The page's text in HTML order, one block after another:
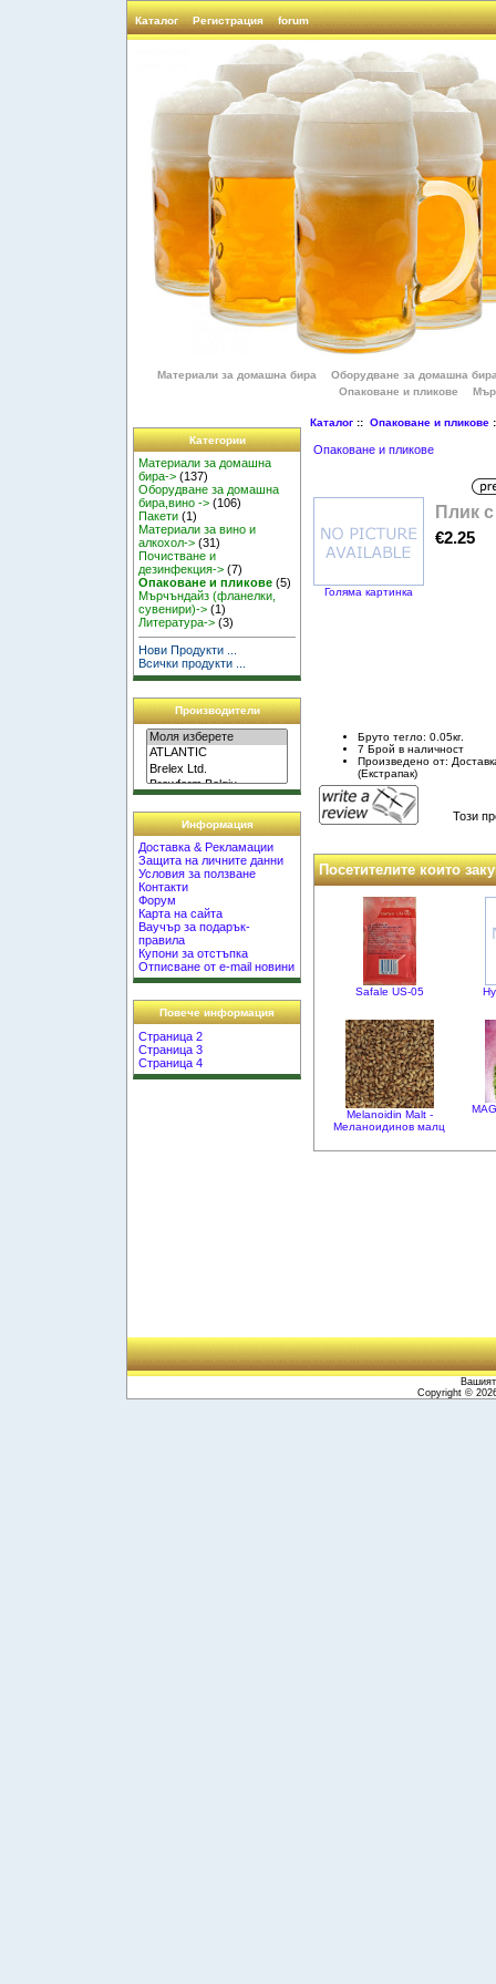
Каталог Регистрация forum
Материали за домашна бира
Оборудване за домашна
Опаковане и пликове
Категории
Материали за домашна
бира-> (137)
Оборудване за домашна
бира,вино -> (106)
Пакети (1)
Материали за вино и
алкохол-> (31)
Почистване и
дезинфекция-> (7)
Опаковане и пликове (5)
Мърчъндайз (фланелки,
сувенири)-> (1)
Литература-> (3)
Нови Продукти ...
Всички продукти ...
Производители
Информация
Доставка & Рекламации
Защита на личните данни
Условия за ползване
Контакти
Форум
Карта на сайта
Ваучър за подарък-
правила
Купони за отстъпка
Отписване от e-mail новини
Повече информация
Страница 2
Страница 3
Страница 4
Каталог:: Опаковане и пликове
Опаковане и пликове
Голяма картинка
Плик с
€2.25
Бруто тегло: 0.05кг.
7 Брой в наличност
Произведено от:
(Екстрапак)
Този
Посетителите които
Safale US-05
Melanoidin Malt -
Меланоидинов малц
Copyright ©